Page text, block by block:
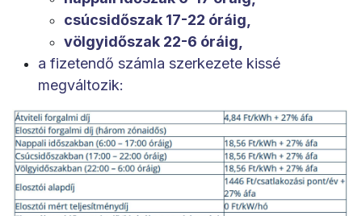
csúcsidőszak 17-22 óráig,
völgyidőszak 22-6 óráig,
a fizetendő számla szerkezete kissé
megváltozik: